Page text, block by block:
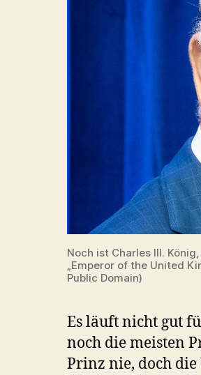
Noch ist Charles III.
„Emperor of the United
Public Domain)
Es läuft nicht gut
noch die meisten
Prinz nie, doch